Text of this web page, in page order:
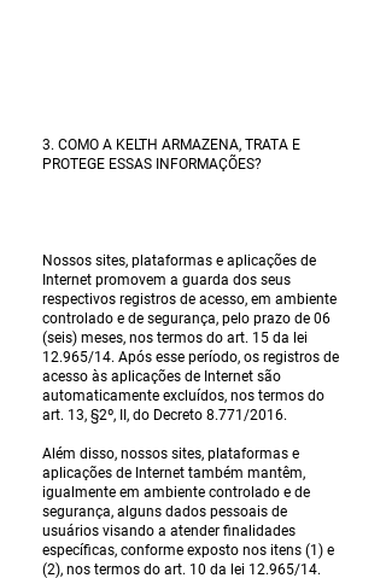
3. COMO A KELTH ARMAZENA, TRATA E
PROTEGE ESSAS INFORMAÇÕES?
Nossos sites, plataformas e aplicações de
Internet promovem a guarda dos seus
respectivos registros de acesso, em ambiente
controlado e de segurança, pelo prazo de 06
(seis) meses, nos termos do art. 15 da lei
12.965/14. Após esse período, os registros de
acesso às aplicações de Internet são
automaticamente excluídos, nos termos do
art. 13, §2º, II, do Decreto 8.771/2016.
Além disso, nossos sites, plataformas e
aplicações de Internet também mantêm,
igualmente em ambiente controlado e de
segurança, alguns dados pessoais de
usuários visando a atender finalidades
específicas, conforme exposto nos itens (1) e
(2), nos termos do art. 10 da lei 12.965/14.